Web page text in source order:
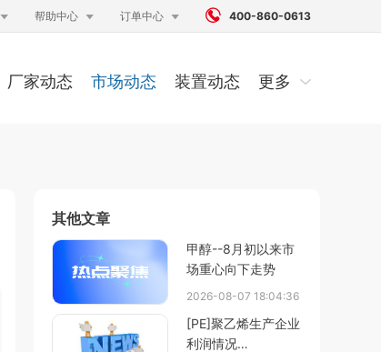
 帮助中心  订单中心   400-860-0613
厂家动态 市场动态 装置动态 更多
其他文章
甲醇--8月初以来市
场重心向下走势
2026-08-07 18:04:36
[PE]聚乙烯生产企业
利润情况